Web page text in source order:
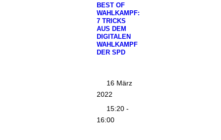
BEST OF
WAHLKAMPF:
7 TRICKS
AUS DEM
DIGITALEN
WAHLKAMPF
DER SPD
16 März
2022
15:20 -
16:00